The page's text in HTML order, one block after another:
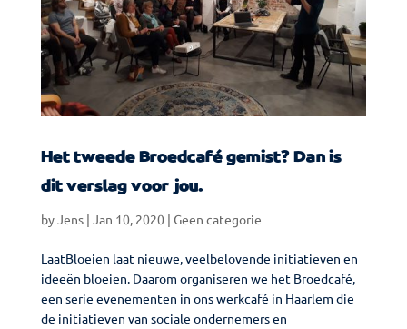
Het tweede Broedcafé gemist? Dan is
dit verslag voor jou.
by Jens| Jan 10, 2020| Geen categorie
LaatBloeien laat nieuwe, veelbelovende initiatieven en
ideeën bloeien. Daarom organiseren we het Broedcafé,
een serie evenementen in ons werkcafé in Haarlem die
de initiatieven van sociale ondernemers en